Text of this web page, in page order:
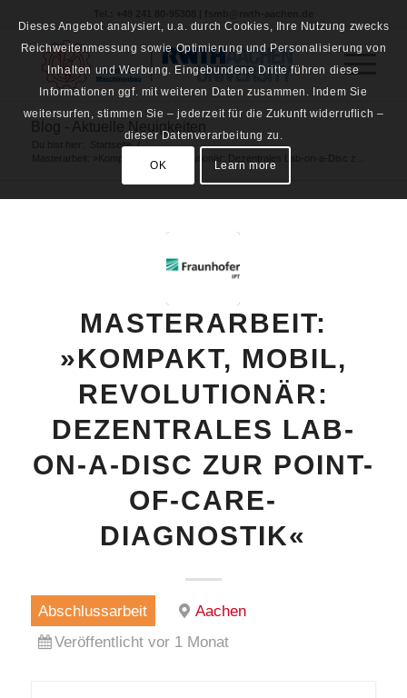
Startseite /
MASTERARBEIT:
»KOMPAKT, MOBIL,
REVOLUTIONÄR:
DEZENTRALES LAB-
ON-A-DISC ZUR POINT-
OF-CARE-
DIAGNOSTIK«
Abschlussarbeit
Aachen
Veröffentlicht vor 1 Monat
Dieses Angebot analysiert, u.a. durch Cookies, Ihre Nutzung zwecks
Reichweitenmessung sowie Optimierung und Personalisierung von
Inhalten und Werbung. Eingebundene Dritte führen diese
Informationen ggf. mit weiteren Daten zusammen. Indem Sie
weitersurfen, stimmen Sie – jederzeit für die Zukunft widerruflich –
dieser Datenverarbeitung zu.
OK Learn more